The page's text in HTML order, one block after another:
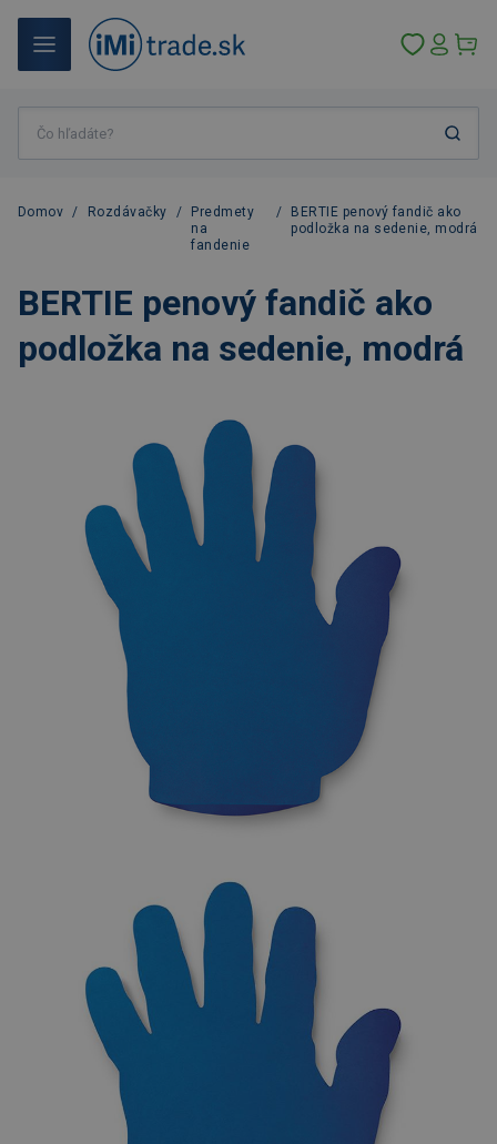
Domov / Rozdávačky /
Predmety
na
fandenie
/
BERTIE penový fandič ako
podložka na sedenie, modrá
BERTIE penový fandič ako
podložka na sedenie, modrá